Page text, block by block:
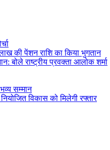
की पेंशन राशि का किया भुगतान
बोले राष्ट्रीय प्रवक्ता आलोक शर्मा
सम्मान
विकास को मिलेगी रफ्तार